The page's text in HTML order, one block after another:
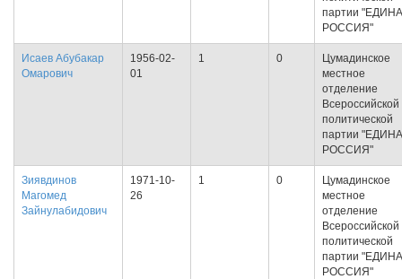
партии
РОССИЯ"
Исаев Абубакар
Омарович
1956-02-
01
1 0
Цумадинское
местное
отделение
Всероссийской
политической
партии
РОССИЯ"
Зиявдинов
Магомед
Зайнулабидович
1971-10-
26
1 0
Цумадинское
местное
отделение
Всероссийской
политической
партии
РОССИЯ"